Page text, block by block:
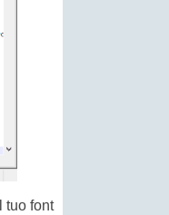
tuo font